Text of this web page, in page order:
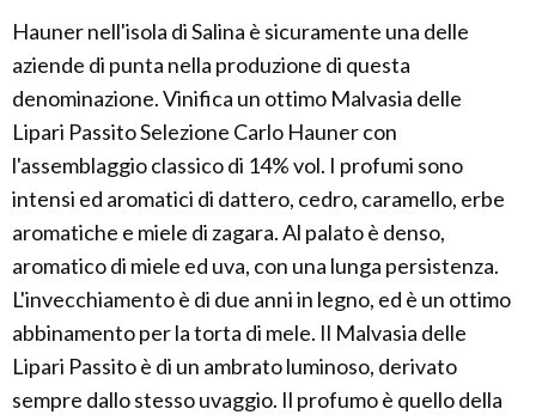
Hauner nell'isola di Salina è sicuramente una delle
aziende di punta nella produzione di questa
denominazione. Vinifica un ottimo Malvasia delle
Lipari Passito Selezione Carlo Hauner con
l'assemblaggio classico di 14% vol. I profumi sono
intensi ed aromatici di dattero, cedro, caramello, erbe
aromatiche e miele di zagara. Al palato è denso,
aromatico di miele ed uva, con una lunga persistenza.
L'invecchiamento è di due anni in legno, ed è un ottimo
abbinamento per la torta di mele. Il Malvasia delle
Lipari Passito è di un ambrato luminoso, derivato
sempre dallo stesso uvaggio. Il profumo è quello della